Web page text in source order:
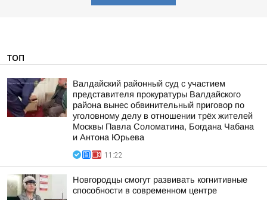
ТОП
Валдайский районный суд с участием
представителя прокуратуры Валдайского
района вынес обвинительный приговор по
уголовному делу в отношении трёх жителей
Москвы Павла Соломатина, Богдана Чабана
и Антона Юрьева
11:22
Новгородцы смогут развивать когнитивные
способности в современном центре